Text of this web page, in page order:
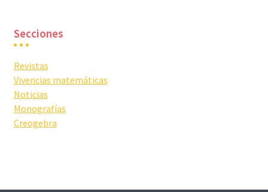
Secciones
Revistas
Vivencias matemáticas
Noticias
Monografías
Creogebra